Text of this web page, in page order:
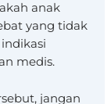
anak
yang tidak
medis.
jangan